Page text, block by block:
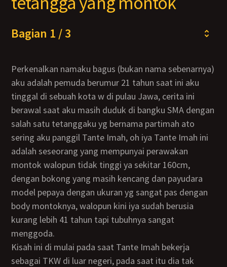
Bagian 1 / 3
Perkenalkan namaku bagus (bukan nama sebenarnya)
aku adalah pemuda berumur 21 tahun saat ini aku
tinggal di sebuah kota w di pulau Jawa, cerita ini
berawal saat aku masih duduk di bangku SMA dengan
salah satu tetanggaku yg bernama partimah ato
sering aku panggil Tante Imah, oh iya Tante Imah ini
adalah seseorang yang mempunyai perawakan
montok walopun tidak tinggi ya sekitar 160cm,
dengan bokong yang masih kencang dan payudara
model pepaya dengan ukuran yg sangat pas dengan
body montoknya, walopun kini iya sudah berusia
kurang lebih 41 tahun tapi tubuhnya sangat
menggoda.
Kisah ini di mulai pada saat Tante Imah bekerja
sebagai TKW di luar negeri, pada saat itu dia tak